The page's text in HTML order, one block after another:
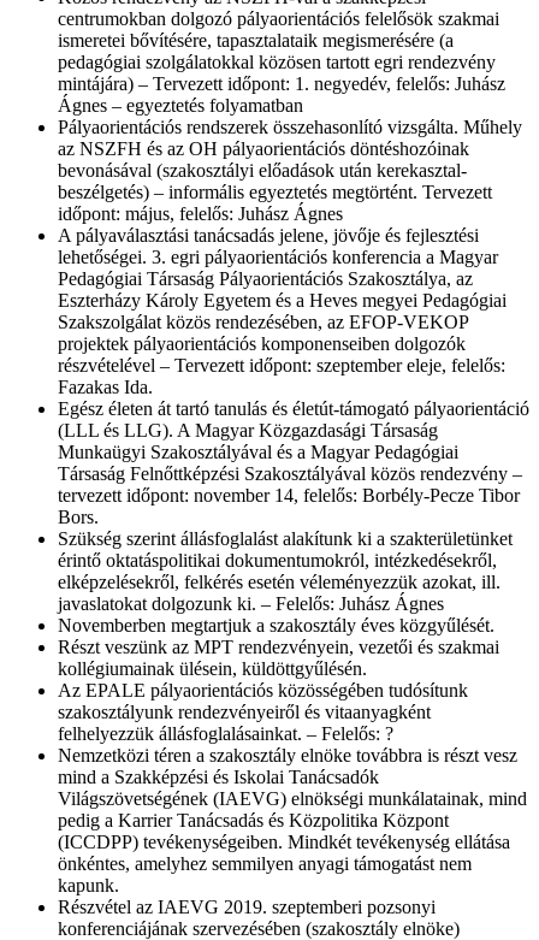
centrumokban dolgozó pályaorientációs felelősök szakmai
ismeretei bővítésére, tapasztalataik megismerésére (a
pedagógiai szolgálatokkal közösen tartott egri rendezvény
mintájára) – Tervezett időpont: 1. negyedév, felelős: Juhász
Ágnes – egyeztetés folyamatban
Pályaorientációs rendszerek összehasonlító vizsgálta. Műhely
az NSZFH és az OH pályaorientációs döntéshozóinak
bevonásával (szakosztályi előadások után kerekasztal-
beszélgetés) – informális egyeztetés megtörtént. Tervezett
időpont: május, felelős: Juhász Ágnes
A pályaválasztási tanácsadás jelene, jövője és fejlesztési
lehetőségei. 3. egri pályaorientációs konferencia a Magyar
Pedagógiai Társaság Pályaorientációs Szakosztálya, az
Eszterházy Károly Egyetem és a Heves megyei Pedagógiai
Szakszolgálat közös rendezésében, az EFOP-VEKOP
projektek pályaorientációs komponenseiben dolgozók
részvételével – Tervezett időpont: szeptember eleje, felelős:
Fazakas Ida.
Egész életen át tartó tanulás és életút-támogató pályaorientáció
(LLL és LLG). A Magyar Közgazdasági Társaság
Munkaügyi Szakosztályával és a Magyar Pedagógiai
Társaság Felnőttképzési Szakosztályával közös rendezvény –
tervezett időpont: november 14, felelős: Borbély-Pecze Tibor
Bors.
Szükség szerint állásfoglalást alakítunk ki a szakterületünket
érintő oktatáspolitikai dokumentumokról, intézkedésekről,
elképzelésekről, felkérés esetén véleményezzük azokat, ill.
javaslatokat dolgozunk ki. – Felelős: Juhász Ágnes
Novemberben megtartjuk a szakosztály éves közgyűlését.
Részt veszünk az MPT rendezvényein, vezetői és szakmai
kollégiumainak ülésein, küldöttgyűlésén.
Az EPALE pályaorientációs közösségében tudósítunk
szakosztályunk rendezvényeiről és vitaanyagként
felhelyezzük állásfoglalásainkat. – Felelős: ?
Nemzetközi téren a szakosztály elnöke továbbra is részt vesz
mind a Szakképzési és Iskolai Tanácsadók
Világszövetségének (IAEVG) elnökségi munkálatainak, mind
pedig a Karrier Tanácsadás és Közpolitika Központ
(ICCDPP) tevékenységeiben. Mindkét tevékenység ellátása
önkéntes, amelyhez semmilyen anyagi támogatást nem
kapunk.
Részvétel az IAEVG 2019. szeptemberi pozsonyi
konferenciájának szervezésében (szakosztály elnöke)